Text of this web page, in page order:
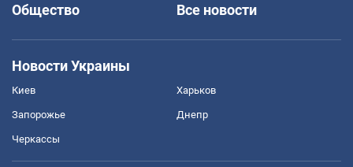
Общество
Все новости
Новости Украины
Киев Харьков
Запорожье Днепр
Черкассы